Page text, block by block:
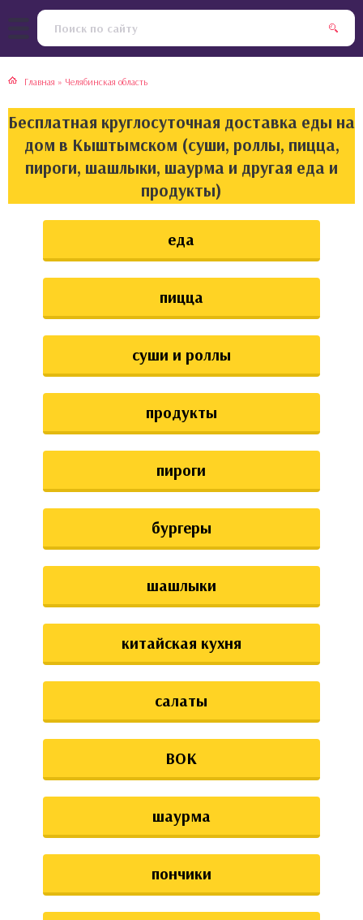
Главная » Челябинская область
Бесплатная круглосуточная доставка еды на
дом в Кыштымском (суши, роллы, пицца,
пироги, шашлыки, шаурма и другая еда и
продукты)
еда
пицца
суши и роллы
продукты
пироги
бургеры
шашлыки
китайская кухня
салаты
ВОК
шаурма
пончики
кухня
кухня
кухня
кухня
булочки